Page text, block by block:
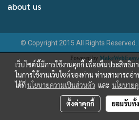
about us
© Copyright 2015 All Rights
Powered by
เว็บไซต์นี้มีการใช้งานคุกกี้ เพื่อเพิ่มประสิทธิ
ในการใช้งานเว็บไซต์ของท่าน ท่านสามารถอ่
ได้ที่นโยบายความเป็นส่วนตัว และ นโยบาย
ตั้งค่าคุกกี้ ยอมรับทั้